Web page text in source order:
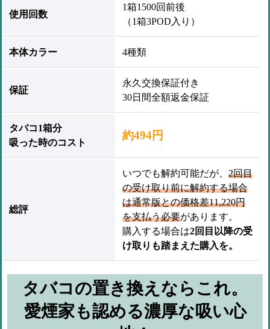
使用回数
1箱1500回前後
（1箱3POD入り）
本体カラー 4種類
保証
永久交換保証付き
30日間全額返金保証
タバコ1箱分
吸った時のコスト
約494円
総評
いつでも解約可能だが、 2回目
の受け取り前に解約する場合
は通常版との価格差11,220円
を支払う必要があります。
購入する場合は2回目以降の受
け取りも踏まえた購入を。
タバコの置き換えならこれ。
愛煙家も認める濃厚な吸い心